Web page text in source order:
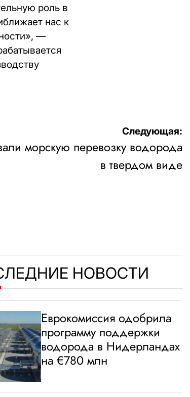
роль в
нас к
—
Следующая:
морскую перевозку водорода
в твердом виде
НОВОСТИ
Еврокомиссия одобрила
программу поддержки
водорода в Нидерландах
на €780 млн